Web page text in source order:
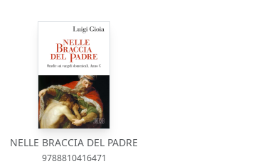
NELLE BRACCIA DEL PADRE
9788810416471